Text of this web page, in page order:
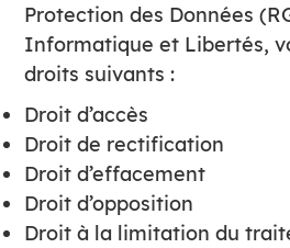
Protection des Données
Informatique et Libertés,
droits suivants :
Droit d’accès
Droit de rectification
Droit d’effacement
Droit d’opposition
Droit à la limitation du